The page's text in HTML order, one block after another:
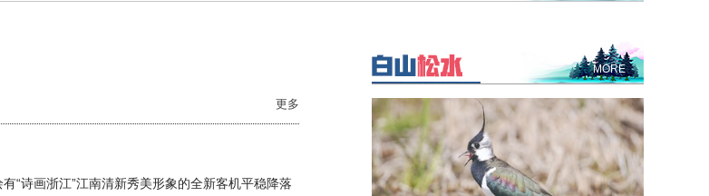
更多
诗画浙江”江南清新秀美形象的全新客机平稳降落
MORE